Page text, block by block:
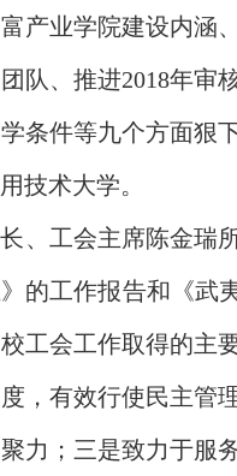
产业学院建设内涵
队、推进2018年审
条件等九个方面狠
技术大学。
、 工会主席陈金瑞
》的工作报告和《武
工会工作取得的主
，有效行使民主管
力；三是致力于服